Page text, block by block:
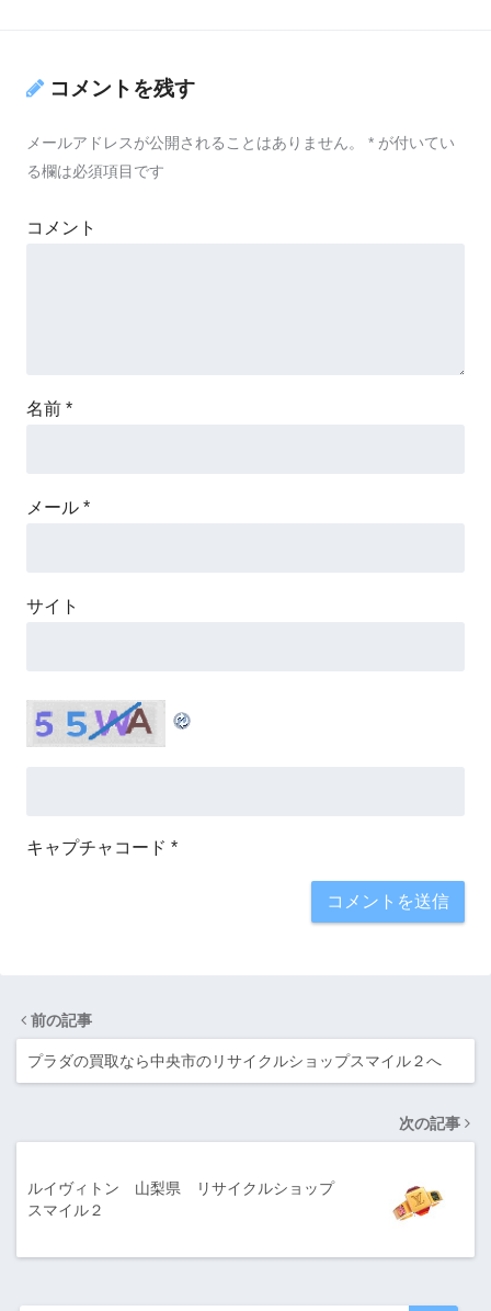
コメントを残す
メールアドレスが公開されることはありません。 * が付いてい
る欄は必須項目です
コメント
名前 *
メール *
サイト
キャプチャコード *
前の記事
プラダの買取なら中央市のリサイクルショップスマイル２へ
次の記事
ルイヴィトン 山梨県 リサイクルショップ
スマイル２